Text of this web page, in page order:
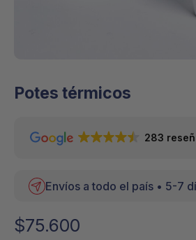
Potes térmicos
283
Envíos a todo el país • 5-7
$75.600